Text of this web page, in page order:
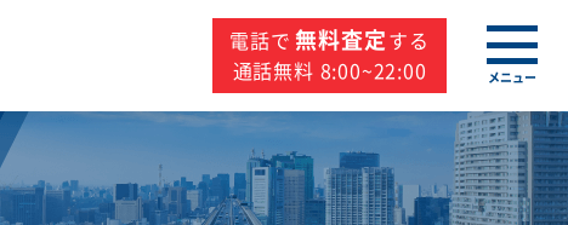
電話で 無料査定する
通話無料 8:00~22:00
メニュー